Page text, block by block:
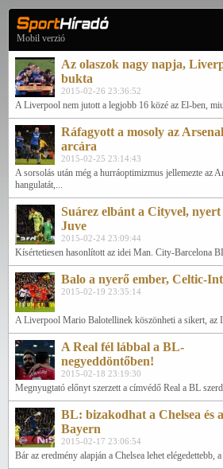
Mobil verzió
Az olaszok nagy napja,
bukta
2015-02-26 23:36:52
A Liverpool nem jutott a legjobb 16 közé az El-ben,
Ráfagyott a mosoly az Arsenal
arcára
2015-02-25 23:14:43
A sorsolás után még a hurráoptimizmus jellemezte az
hangulatát,...
Suárez elbánt a Cityvel, nyert
Juve
2015-02-24 23:09:44
Kísértetiesen hasonlított az idei Man. City-Barcelona
Balo a nyerő ember, Celtic-
2015-02-19 23:35:14
A Liverpool Mario Balotellinek köszönheti a sikert, az
A Real fél lábbal a BL-
negyeddöntőben!
2015-02-18 23:19:30
Megnyugtató előnyt szerzett a címvédő Real a BL
BL: bizakodhat a Chelsea és a
Bayern
2015-02-17 23:06:54
Bár az eredmény alapján a Chelsea lehet elégedettebb,